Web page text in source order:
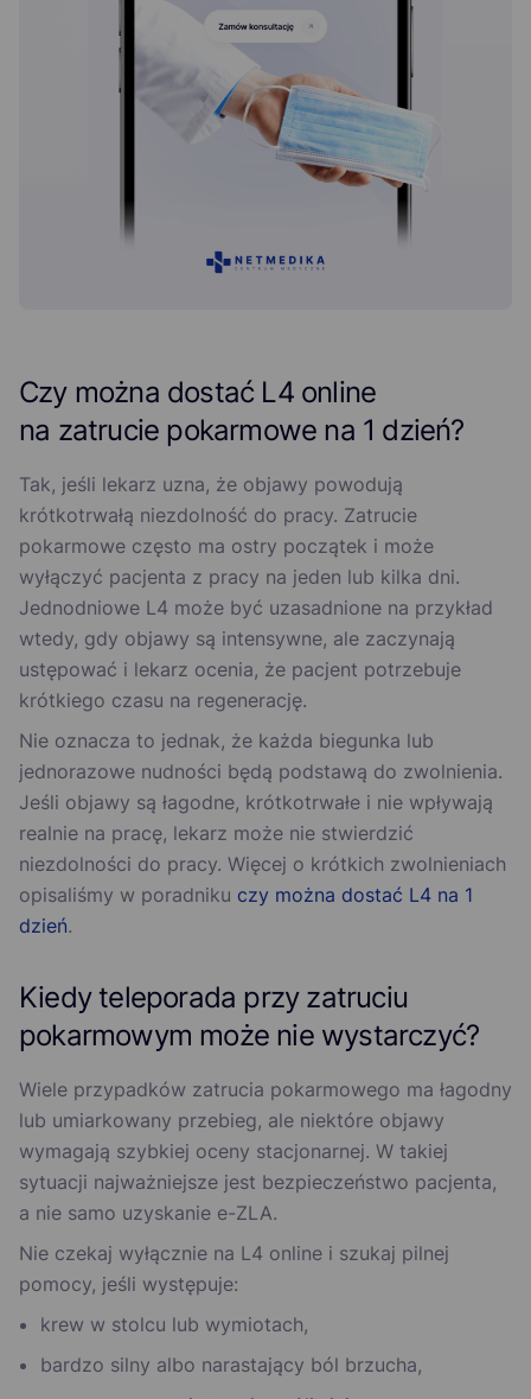
Czy można dostać L4 online
na zatrucie pokarmowe na 1 dzień?
Tak, jeśli lekarz uzna, że objawy powodują
krótkotrwałą niezdolność do pracy. Zatrucie
pokarmowe często ma ostry początek i może
wyłączyć pacjenta z pracy na jeden lub kilka dni.
Jednodniowe L4 może być uzasadnione na przykład
wtedy, gdy objawy są intensywne, ale zaczynają
ustępować i lekarz ocenia, że pacjent potrzebuje
krótkiego czasu na regenerację.
Nie oznacza to jednak, że każda biegunka lub
jednorazowe nudności będą podstawą do zwolnienia.
Jeśli objawy są łagodne, krótkotrwałe i nie wpływają
realnie na pracę, lekarz może nie stwierdzić
niezdolności do pracy. Więcej o krótkich zwolnieniach
opisaliśmy w poradniku czy można dostać L4 na 1
dzień.
Kiedy teleporada przy zatruciu
pokarmowym może nie wystarczyć?
Wiele przypadków zatrucia pokarmowego ma łagodny
lub umiarkowany przebieg, ale niektóre objawy
wymagają szybkiej oceny stacjonarnej. W takiej
sytuacji najważniejsze jest bezpieczeństwo pacjenta,
a nie samo uzyskanie e-ZLA.
Nie czekaj wyłącznie na L4 online i szukaj pilnej
pomocy, jeśli występuje:
krew w stolcu lub wymiotach,
bardzo silny albo narastający ból brzucha,